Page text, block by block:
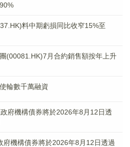
料中期虧損同比收窄15%至
(00081.HK)7月合約銷售額按年上升
輪數千萬融資
府機構債券將於2026年8月12日透
府機構債券將於2026年8月12日透過